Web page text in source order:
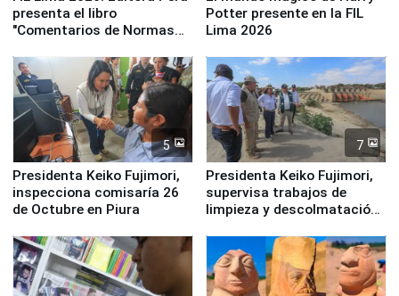
presenta el libro
"Comentarios de Normas
Derecho Colectivo"
Potter presente en la FIL
Lima 2026
5
Presidenta Keiko Fujimori,
inspecciona comisaría 26
de Octubre en Piura
7
Presidenta Keiko Fujimori,
supervisa trabajos de
limpieza y descolmatación